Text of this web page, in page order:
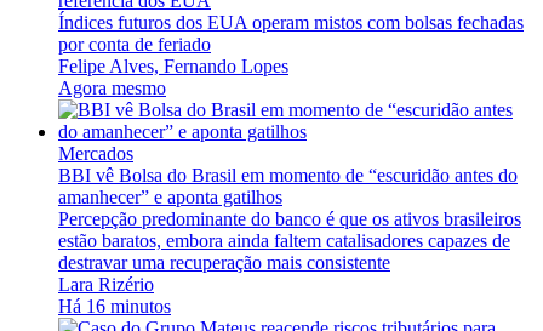
Índices futuros dos EUA operam mistos com bolsas fechadas
por conta de feriado
Felipe Alves, Fernando Lopes
Agora mesmo
Mercados
BBI vê Bolsa do Brasil em momento de “escuridão antes do
amanhecer” e aponta gatilhos
Percepção predominante do banco é que os ativos brasileiros
estão baratos, embora ainda faltem catalisadores capazes de
destravar uma recuperação mais consistente
Lara Rizério
Há 16 minutos